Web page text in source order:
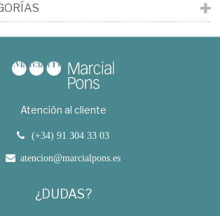
Atención al cliente
(+34) 91 304 33 03
atencion@marcialpons.es
¿DUDAS?